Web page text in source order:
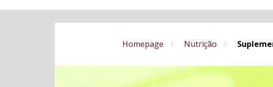
Homepage Nutrição